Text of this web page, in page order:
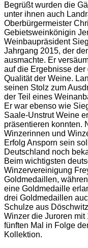
Begrüßt wurden die
unter ihnen auch
Oberbürgermeister
Gebietsweinkönigin
Weinbaupräsident
Jahrgang 2015, der
ausmachte. Er
auf die Ergebnisse
Qualität der Weine.
seinen Stolz zum
der Teil eines
Er war ebenso wie
Saale-Unstrut Weine
präsentieren konnten.
Winzerinnen und
Erfolg Ansporn sein
Deutschland noch
Beim wichtigsten
Winzervereinigung
Goldmedaillen,
eine Goldmedaille
drei Goldmedaillen
Schulze aus
Winzer die Juroren
fünften Mal in Folge
Kollektion.